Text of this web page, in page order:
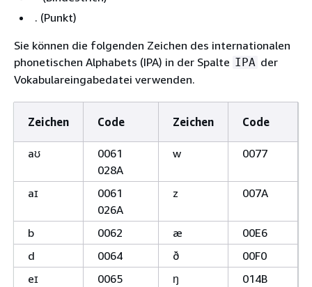
. (Punkt)
Sie können die folgenden Zeichen des internationalen
phonetischen Alphabets (IPA) in der Spalte IPA der
Vokabulareingabedatei verwenden.
Zeichen Code Zeichen Code
aʊ
0061
028A
w 0077
aɪ
0061
026A
z 007A
b 0062 æ
00E6
d
0064 ð
00F0
eɪ
0065
ŋ 014B